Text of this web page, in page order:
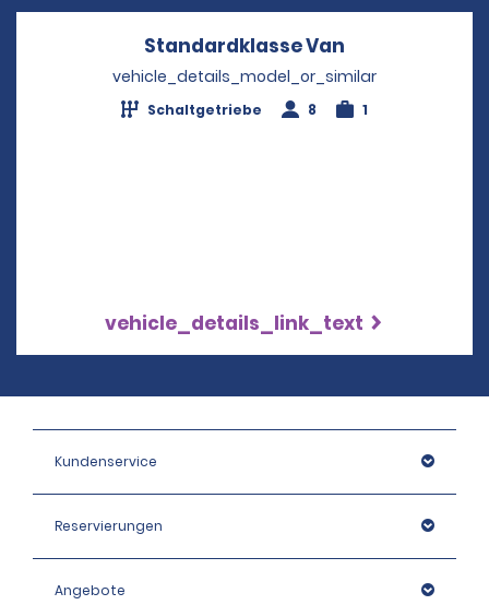
Standardklasse Van
vehicle_details_model_or_similar
Schaltgetriebe 8 1
vehicle_details_link_text
Kundenservice
Reservierungen
Angebote